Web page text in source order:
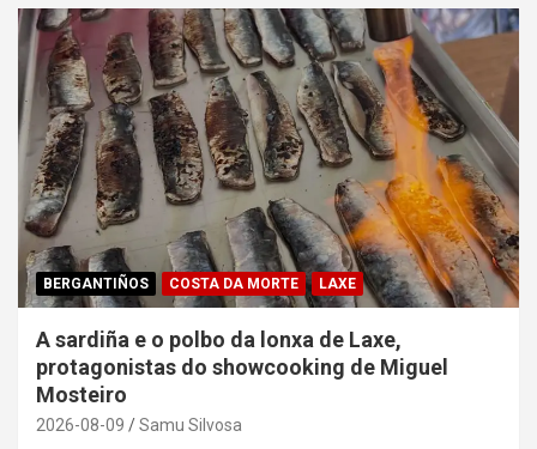
BERGANTIÑOS COSTA DA MORTE LAXE
A sardiña e o polbo da lonxa de Laxe,
protagonistas do showcooking de Miguel
Mosteiro
2026-08-09 Samu Silvosa